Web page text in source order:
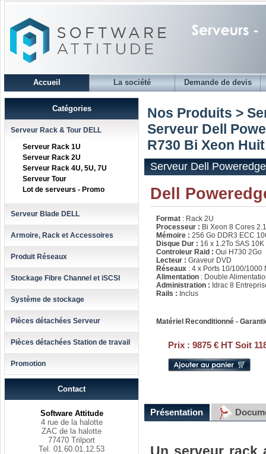
Accueil La société Demande de devis
Catégories
Serveur Rack & Tour DELL
Serveur Rack 1U
Serveur Rack 2U
Serveur Rack 4U, 5U, 7U
Serveur Tour
Lot de serveurs - Promo
Serveur Blade DELL
Armoire, Rack et Accessoires
Produit Réseaux
Stockage Fibre Channel et iSCSI
Système de stockage
Pièces détachées Serveur
Pièces détachées Station de travail
Promotion
Contact
Software Attitude
4 rue de la halotte
ZAC de la halotte
77470 Trilport
Tel. 01.60.01.12.53
Nos Produits >
Serveur Dell
R730 Bi Xeon
Serveur Dell
Dell
Format : Rack 2U
Processeur : Bi Xeon 8 Cores
Mémoire : 256 Go DDR3 ECC
Disque Dur : 16 x 1.2To SAS 10K
Controleur Raid : Oui H730 2Go
Lecteur : Graveur DVD
Réseaux : 4 x Ports 10/100/1000
Alimentation : Double
Administration : Idrac 8
Rails : Inclus
Matériel Reconditionné -
Prix : 9875 € HT Soit
Présentation